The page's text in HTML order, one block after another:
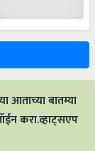
आताच्या बातम्या
करा.व्हाट्सएप